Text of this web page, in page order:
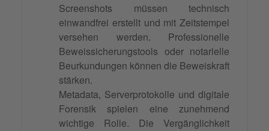
Screenshots müssen technisch
einwandfrei erstellt und mit Zeitstempel
versehen werden. Professionelle
Beweissicherungstools oder notarielle
Beurkundungen können die Beweiskraft
stärken.
Metadata, Serverprotokolle und digitale
Forensik spielen eine zunehmend
wichtige Rolle. Die Vergänglichkeit